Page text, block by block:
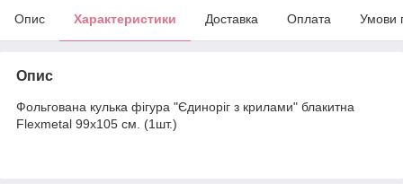
Опис Характеристики Доставка Оплата Умови
Опис
Фольгована кулька фігура "Єдиноріг з крилами" блакитна
Flexmetal 99х105 см. (1шт.)